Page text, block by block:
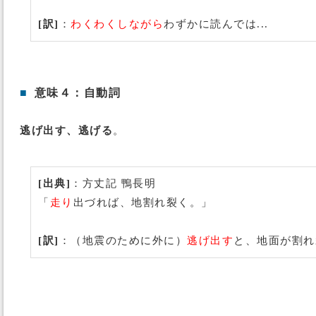
[訳] ： わくわくしながら わずかに読んでは...
■ 意味４：自動詞
逃げ出す、逃げる 。
[出典] ：方丈記 鴨長明
「 走り 出づれば、地割れ裂く。」
[訳] ：（地震のために外に） 逃げ出す と、地面が割